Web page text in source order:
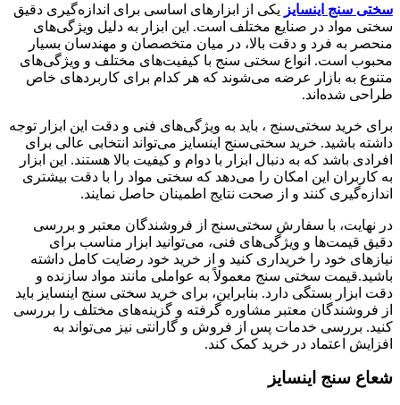
سختی ‌سنج اینسایز یکی از ابزارهای اساسی برای اندازه‌گیری دقیق
سختی مواد در صنایع مختلف است. این ابزار به دلیل ویژگی‌های
منحصر به فرد و دقت بالا، در میان متخصصان و مهندسان بسیار
محبوب است. انواع سختی ‌سنج با کیفیت‌های مختلف و ویژگی‌های
متنوع به بازار عرضه می‌شوند که هر کدام برای کاربردهای خاص
طراحی شده‌اند.
برای خرید سختی‌سنج ، باید به ویژگی‌های فنی و دقت این ابزار توجه
داشته باشید. خرید سختی‌سنج اینسایز می‌تواند انتخابی عالی برای
افرادی باشد که به دنبال ابزار با دوام و کیفیت بالا هستند. این ابزار
به کاربران این امکان را می‌دهد که سختی مواد را با دقت بیشتری
اندازه‌گیری کنند و از صحت نتایج اطمینان حاصل نمایند.
در نهایت، با سفارش سختی‌سنج از فروشندگان معتبر و بررسی
دقیق قیمت‌ها و ویژگی‌های فنی، می‌توانید ابزار مناسب برای
نیازهای خود را خریداری کنید و از خرید خود رضایت کامل داشته
باشید.قیمت سختی ‌سنج معمولاً به عواملی مانند مواد سازنده و
دقت ابزار بستگی دارد. بنابراین، برای خرید سختی ‌سنج اینسایز باید
از فروشندگان معتبر مشاوره گرفته و گزینه‌های مختلف را بررسی
کنید. بررسی خدمات پس از فروش و گارانتی نیز می‌تواند به
افزایش اعتماد در خرید کمک کند.
شعاع سنج اینسایز